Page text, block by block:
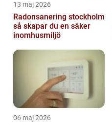
13 maj 2026
Radonsanering stockholm
så skapar du en säker
inomhusmiljö
06 maj 2026